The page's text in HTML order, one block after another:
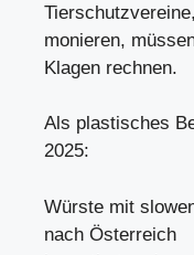
monieren,
Klagen rechnen.
Als plastisches
2025:
Würste mit
nach Österreich